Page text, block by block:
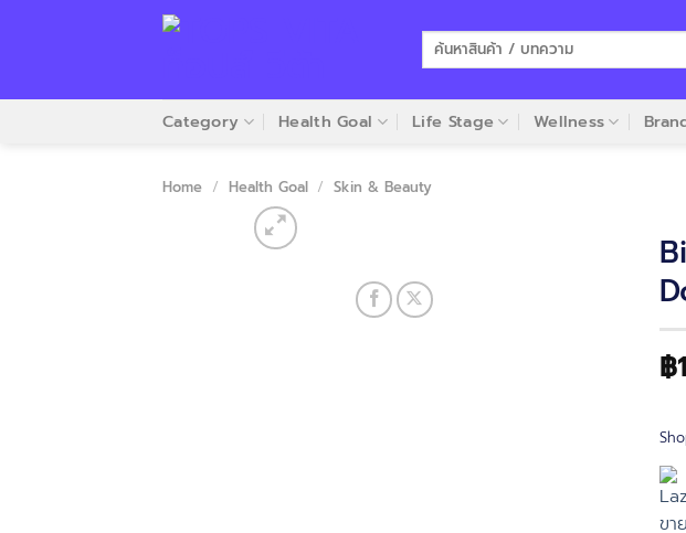
Search
Category Health Goal Life Stage Wellness
Home / Health Goal / Skin & Beauty
฿